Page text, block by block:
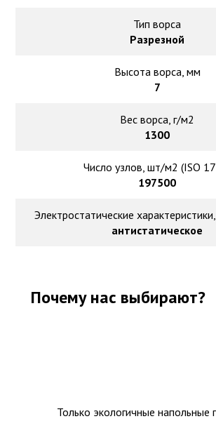
Тип ворса
Разрезной
Высота ворса, мм
7
Вес ворса, г/м2
1300
Число узлов, шт/м2 (ISO
197500
Электростатические
антистатическое
Почему нас выбирают?
Только экологичные напольные